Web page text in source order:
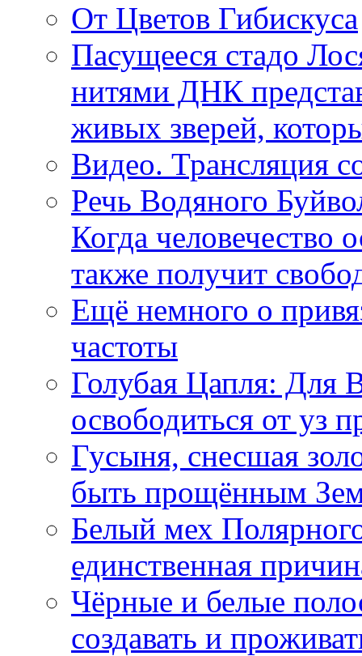
От Цветов Гибискуса
Пасущееся стадо
нитями ДНК
живых зверей,
Видео. Трансляция
Речь Водяного
Когда человечество
также получит
Ещё немного о
частоты
Голубая Цапля: Для
освободиться от уз
Гусыня, снесшая
быть прощённым
Белый мех
единственная
Чёрные и белые
создавать и